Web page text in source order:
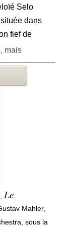
Selo
dans
fief de
mais
(Lac
du lac
coup le
le premier
est
arrière-
est
; il est
Le
Mahler,
sous la